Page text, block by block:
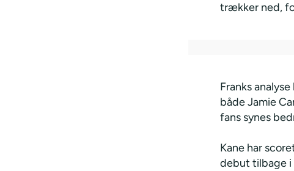
trækker ned,
Franks
både Jamie
fans synes
Kane har
debut tilbage i